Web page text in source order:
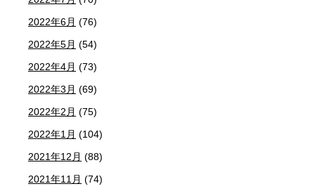
2022年6月 (76)
2022年5月 (54)
2022年4月 (73)
2022年3月 (69)
2022年2月 (75)
2022年1月 (104)
2021年12月 (88)
2021年11月 (74)